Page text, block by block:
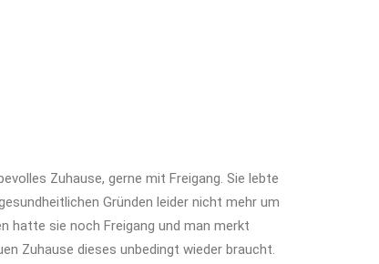
Zuhause, gerne mit Freigang. Sie lebte
Gründen leider nicht mehr um
hatte sie noch Freigang und man merkt
Zuhause dieses unbedingt wieder braucht.